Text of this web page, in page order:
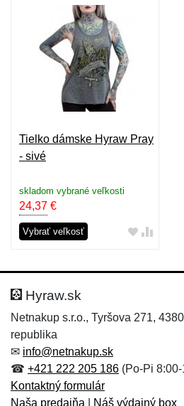
Tielko dámske Hyraw Pray
- sivé
skladom vybrané veľkosti
24,37 €
Vybrať veľkosť
Hyraw.sk
Netnakup s.r.o., Tyršova 271,
republika
✉ info@netnakup.sk
☎ +421 222 205 186 (Po-Pi
Kontaktný formulár
Naša predajňa
Náš výdajný box